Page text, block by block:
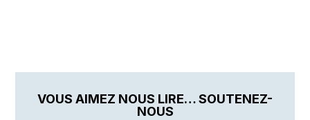
VOUS AIMEZ NOUS LIRE… SOUTENEZ-
NOUS